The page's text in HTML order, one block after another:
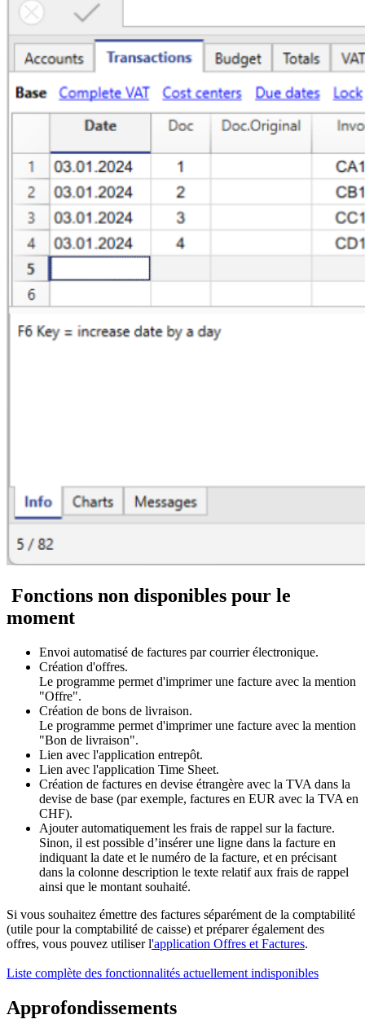
Fonctions non disponibles pour le
moment
Envoi automatisé de factures par courrier électronique.
Création d'offres.
Le programme permet d'imprimer une facture avec la mention
"Offre".
Création de bons de livraison.
Le programme permet d'imprimer une facture avec la mention
"Bon de livraison".
Lien avec l'application entrepôt.
Lien avec l'application Time Sheet.
Création de factures en devise étrangère avec la TVA dans la
devise de base (par exemple, factures en EUR avec la TVA en
CHF).
Ajouter automatiquement les frais de rappel sur la facture.
Sinon, il est possible d’insérer une ligne dans la facture en
indiquant la date et le numéro de la facture, et en précisant
dans la colonne description le texte relatif aux frais de rappel
ainsi que le montant souhaité.
Si vous souhaitez émettre des factures séparément de la comptabilité
(utile pour la comptabilité de caisse) et préparer également des
offres, vous pouvez utiliser l'application Offres et Factures.
Liste complète des fonctionnalités actuellement indisponibles
Approfondissements